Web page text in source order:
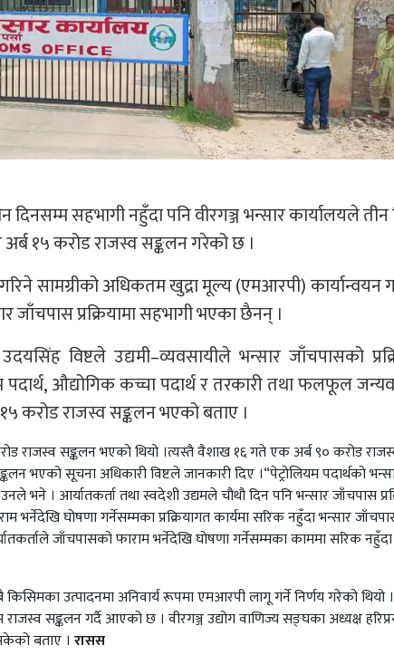
दिनसम्म सहभागी नहुँदा पनि वीरगञ्ज भन्सार कार्यालयले तीन
१५ करोड राजस्व सङ्कलन गरेको छ ।
सामग्रीको अधिकतम खुद्रा मूल्य (एमआरपी) कार्यान्वयन
प्रक्रियामा सहभागी भएका छैनन् ।
विष्टले उद्यमी–व्यवसायीले भन्सार जाँचपासको
पदार्थ, औद्योगिक कच्चा पदार्थ र तरकारी तथा फलफूल
करोड राजस्व सङ्कलन भएको बताए ।
राजस्व सङ्कलन भएको थियो ।त्यस्तै वैशाख १६ गते एक अर्ब ९० करोड
भएको सूचना अधिकारी विष्टले जानकारी दिए ।“पेट्रोलियम पदार्थको
। आर्यातकर्ता तथा स्वदेशी उद्यमले चौथौ दिन पनि भन्सार जाँचपास
घोषणा गर्नेसम्मका प्रक्रियागत कार्यमा सरिक नहुँदा भन्सार
जाँचपासको फाराम भर्नेदेखि घोषणा गर्नेसम्मका काममा सरिक नहुँदा
उत्पादनमा अनिवार्य रूपमा एमआरपी लागू गर्ने निर्णय गरेको थियो ।
सङ्कलन गर्दै आएको छ । वीरगञ्ज उद्योग वाणिज्य सङ्घका अध्यक्ष
बताए । रासस